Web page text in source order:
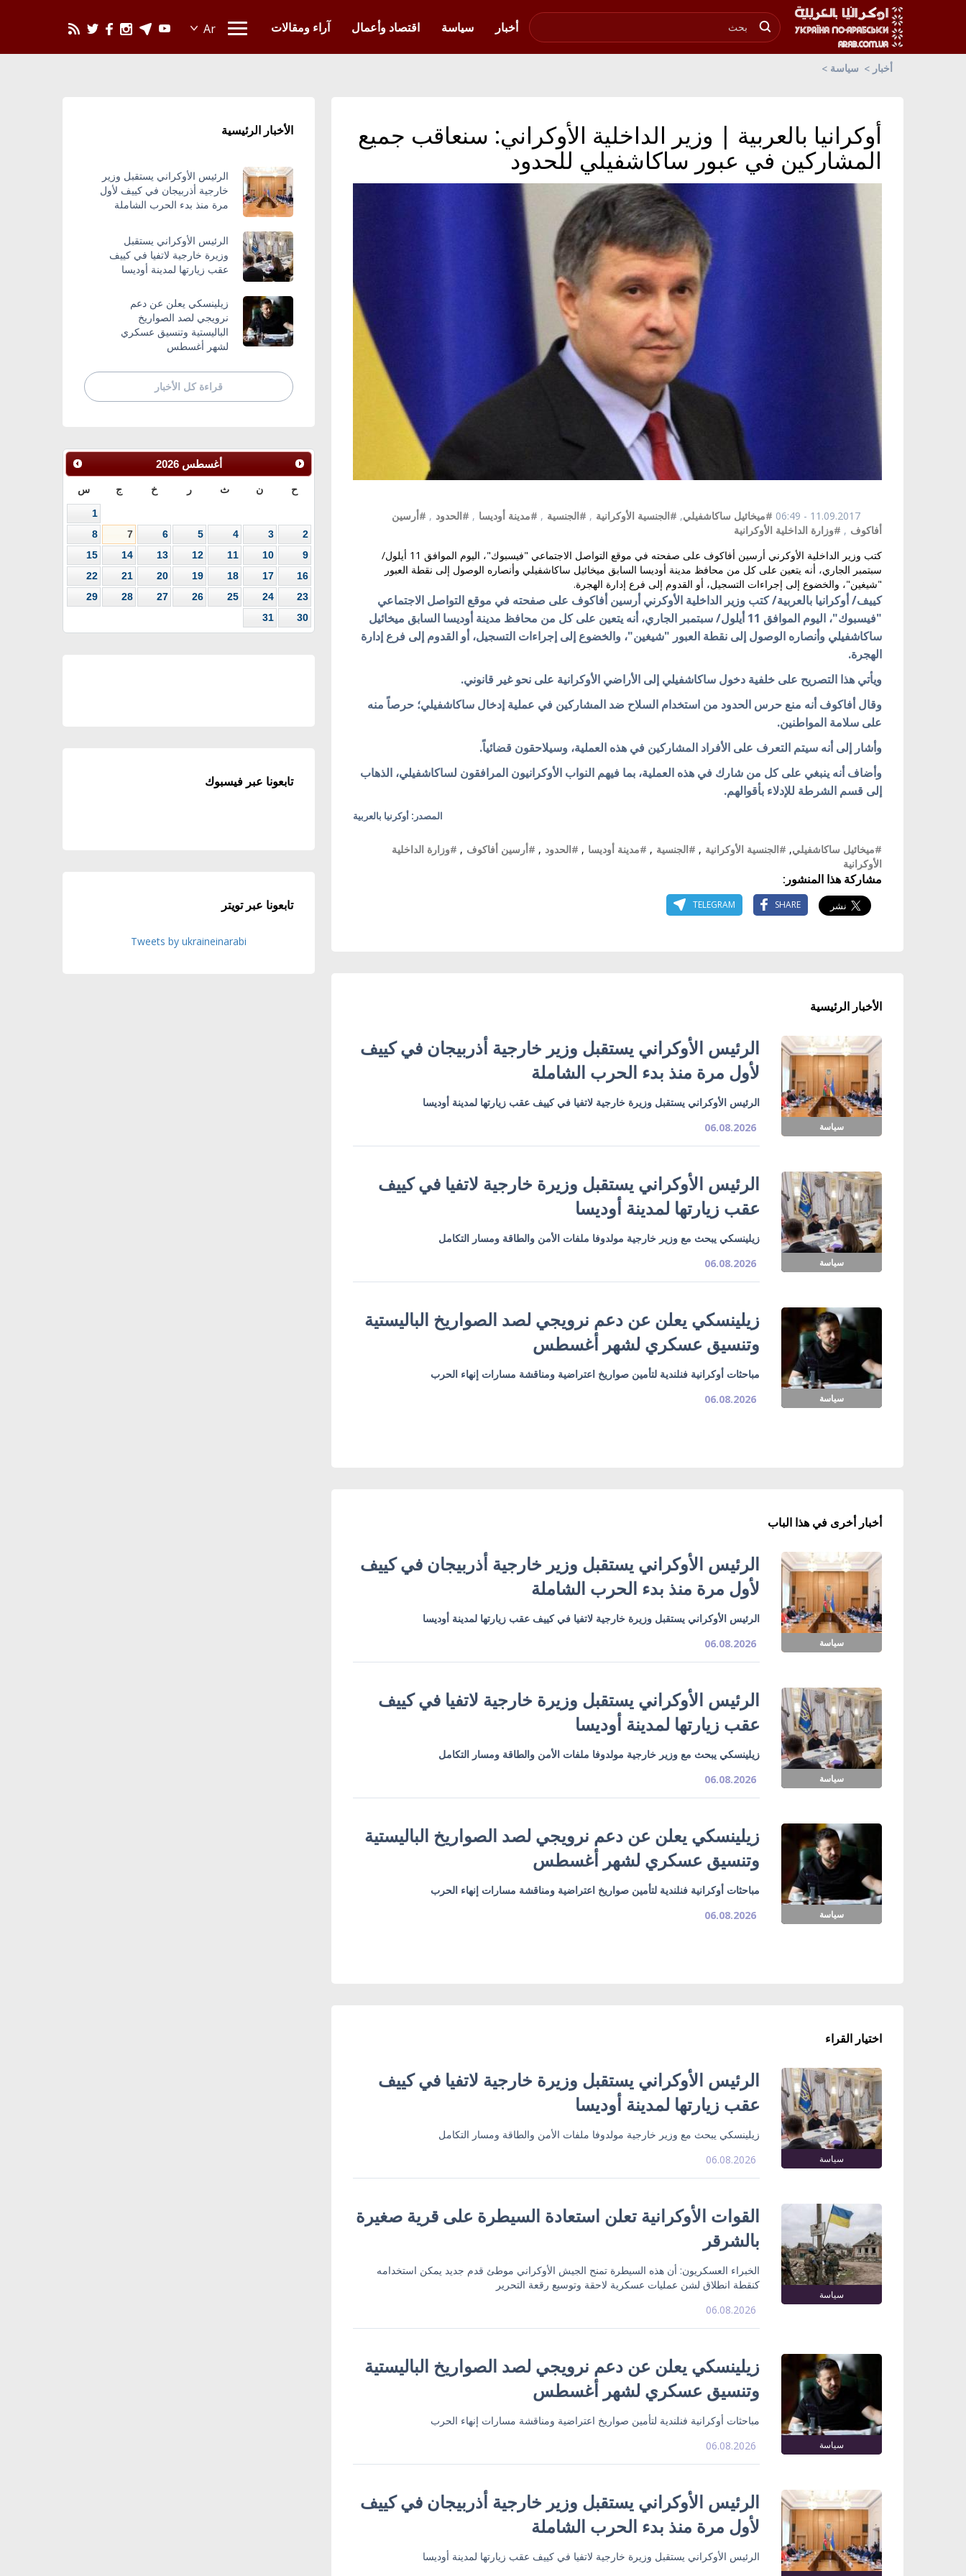
أخبار
سياسة اقتصاد وأعمال آراء ومقالات
أخبار سياسة
أوكرانيا بالعربية | وزير الداخلية الأوكراني: سنعاقب جميع
المشاركين في عبور ساكاشفيلي للحدود
11.09.2017 - 06:49 #ميخائيل ساكاشفيلي, #الجنسية الأوكرانية , #الجنسية , #مدينة أوديسا , #الحدود , #أرسين
أفاكوف , #وزارة الداخلية الأوكرانية
كتب وزير الداخلية الأوكرني أرسين أفاكوف على صفحته في موقع التواصل الاجتماعي "فيسبوك"، اليوم الموافق 11 أيلول/
سبتمبر الجاري، أنه يتعين على كل من محافظ مدينة أوديسا السابق ميخائيل ساكاشفيلي وأنصاره الوصول إلى نقطة العبور
"شيغين"، والخضوع إلى إجراءات التسجيل، أو القدوم إلى فرع إدارة الهجرة.
كييف/ أوكرانيا بالعربية/ كتب وزير الداخلية الأوكرني أرسين أفاكوف على صفحته في موقع التواصل الاجتماعي
"فيسبوك"، اليوم الموافق 11 أيلول/ سبتمبر الجاري، أنه يتعين على كل من محافظ مدينة أوديسا السابق ميخائيل
ساكاشفيلي وأنصاره الوصول إلى نقطة العبور "شيغين"، والخضوع إلى إجراءات التسجيل، أو القدوم إلى فرع إدارة
الهجرة.
ويأتي هذا التصريح على خلفية دخول ساكاشفيلي إلى الأراضي الأوكرانية على نحو غير قانوني.
وقال أفاكوف أنه منع حرس الحدود من استخدام السلاح ضد المشاركين في عملية إدخال ساكاشفيلي؛ حرصاً منه
على سلامة المواطنين.
وأشار إلى أنه سيتم التعرف على الأفراد المشاركين في هذه العملية، وسيلاحقون قضائياً.
وأضاف أنه ينبغي على كل من شارك في هذه العملية، بما فيهم النواب الأوكرانيون المرافقون لساكاشفيلي، الذهاب
إلى قسم الشرطة للإدلاء بأقوالهم.
المصدر: أوكرنيا بالعربية
#ميخائيل ساكاشفيلي, #الجنسية الأوكرانية , #الجنسية , #مدينة أوديسا , #الحدود , #أرسين أفاكوف , #وزارة الداخلية
الأوكرانية
مشاركة هذا المنشور:
SHARE
TELEGRAM
الأخبار الرئيسية
سياسة
الرئيس الأوكراني يستقبل وزير خارجية أذربيجان في كييف
لأول مرة منذ بدء الحرب الشاملة
الرئيس الأوكراني يستقبل وزيرة خارجية لاتفيا في كييف عقب زيارتها لمدينة أوديسا
06.08.2026
سياسة
الرئيس الأوكراني يستقبل وزيرة خارجية لاتفيا في كييف
عقب زيارتها لمدينة أوديسا
زيلينسكي يبحث مع وزير خارجية مولدوفا ملفات الأمن والطاقة ومسار التكامل
06.08.2026
سياسة
زيلينسكي يعلن عن دعم نرويجي لصد الصواريخ الباليستية
وتنسيق عسكري لشهر أغسطس
مباحثات أوكرانية فنلندية لتأمين صواريخ اعتراضية ومناقشة مسارات إنهاء الحرب
06.08.2026
أخبار أخرى في هذا الباب
سياسة
الرئيس الأوكراني يستقبل وزير خارجية أذربيجان في كييف
لأول مرة منذ بدء الحرب الشاملة
الرئيس الأوكراني يستقبل وزيرة خارجية لاتفيا في كييف عقب زيارتها لمدينة أوديسا
06.08.2026
سياسة
الرئيس الأوكراني يستقبل وزيرة خارجية لاتفيا في كييف
عقب زيارتها لمدينة أوديسا
زيلينسكي يبحث مع وزير خارجية مولدوفا ملفات الأمن والطاقة ومسار التكامل
06.08.2026
سياسة
زيلينسكي يعلن عن دعم نرويجي لصد الصواريخ الباليستية
وتنسيق عسكري لشهر أغسطس
مباحثات أوكرانية فنلندية لتأمين صواريخ اعتراضية ومناقشة مسارات إنهاء الحرب
06.08.2026
اختيار القراء
سياسة
الرئيس الأوكراني يستقبل وزيرة خارجية لاتفيا في كييف
عقب زيارتها لمدينة أوديسا
زيلينسكي يبحث مع وزير خارجية مولدوفا ملفات الأمن والطاقة ومسار التكامل
06.08.2026
سياسة
القوات الأوكرانية تعلن استعادة السيطرة على قرية صغيرة
بالشرقر
الخبراء العسكريون: أن هذه السيطرة تمنح الجيش الأوكراني موطئ قدم جديد يمكن استخدامه
كنقطة انطلاق لشن عمليات عسكرية لاحقة وتوسيع رقعة التحرير
06.08.2026
سياسة
زيلينسكي يعلن عن دعم نرويجي لصد الصواريخ الباليستية
وتنسيق عسكري لشهر أغسطس
مباحثات أوكرانية فنلندية لتأمين صواريخ اعتراضية ومناقشة مسارات إنهاء الحرب
06.08.2026
الرئيس الأوكراني يستقبل وزير خارجية أذربيجان في كييف
لأول مرة منذ بدء الحرب الشاملة
الرئيس الأوكراني يستقبل وزيرة خارجية لاتفيا في كييف عقب زيارتها لمدينة أوديسا
الأخبار الرئيسية
الرئيس الأوكراني يستقبل وزير
خارجية أذربيجان في كييف لأول
مرة منذ بدء الحرب الشاملة
الرئيس الأوكراني يستقبل
وزيرة خارجية لاتفيا في كييف
عقب زيارتها لمدينة أوديسا
زيلينسكي يعلن عن دعم
نرويجي لصد الصواريخ
الباليستية وتنسيق عسكري
لشهر أغسطس
قراءة كل الأخبار
أغسطس 2026
ح ن ث ر خ ج س
1
2
3
4
5
6
7
8
9
10
11
12
13
14
15
16
17
18
19
20
21
22
23
24
25
26
27
28
29
30
31
تابعونا عبر فيسبوك
تابعونا عبر تويتر
Tweets by ukraineinarabi